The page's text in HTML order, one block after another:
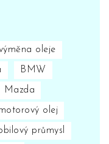
oleje
BMW
Mazda
olej
průmysl